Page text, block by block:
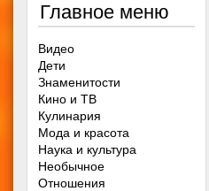
Главное меню
Видео
Дети
Знаменитости
Кино и ТВ
Кулинария
Мода и красота
Наука и культура
Необычное
Отношения